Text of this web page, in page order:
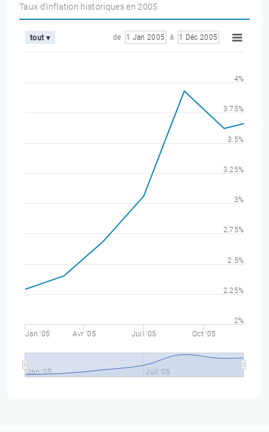
Taux d'inflation historiques en 2005
tout ▾ de 1 Jan 2005 à 1 Déc 2005
Jan '05 Avr '05 Juil '05 Oct '05
Jan '05 Juil '05
2%
2.25%
2.5%
2.75%
3%
3.25%
3.5%
3.75%
4%